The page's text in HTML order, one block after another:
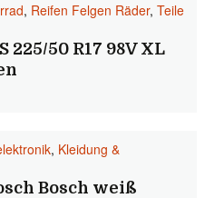
, Reifen Felgen Räder, Teile
225/50 R17 98V XL
, Kleidung &
Bosch weiß